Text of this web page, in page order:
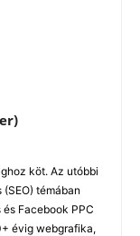
köt. Az utóbbi
témában
Facebook PPC
évig webgrafika,